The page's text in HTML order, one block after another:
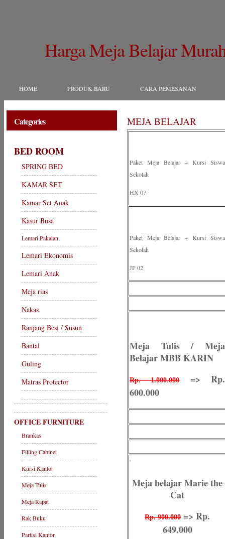
Harga Meja Belajar
HOME PRODUK BARU CARA PEMESANAN
Categories
BED ROOM
SPRING BED
KAMAR SET
Kamar Set Anak
Kasur Busa
Lemari Pakaian
Lemari Ekonomis
Lemari Anak
Meja rias
Nakas
Ranjang Besi / Susun
Bantal
Guling
Matras Protector
OFFICE FURNITURE
Brankas
Filling Cabinet
Kursi Kantor
Meja Tulis
Meja Rapat
Rak Buku
Partisi Kantor
MEJA BELAJAR
Paket Meja Belajar + Kursi Siswa
Sekolah
HX 07
Paket Meja Belajar + Kursi Siswa
Sekolah
JP 02
Meja Tulis / Meja
Belajar MBB KARIN
Rp. 1.000.000=> Rp.
600.000
'
Meja belajar Marie the
Cat
Rp. 900.000 => Rp.
649.000